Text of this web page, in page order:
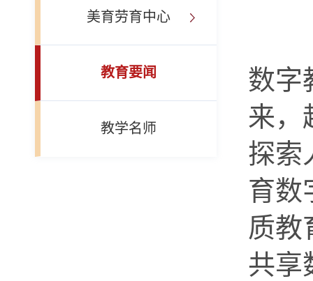
美育劳育中心
教育要闻
教学名师
数字
来，
探索
育数
质教
共享